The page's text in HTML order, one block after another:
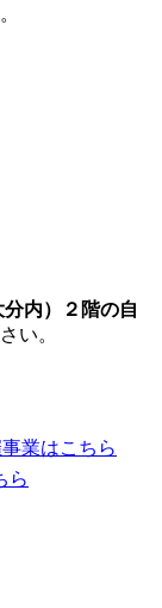
内）２階の自
い。